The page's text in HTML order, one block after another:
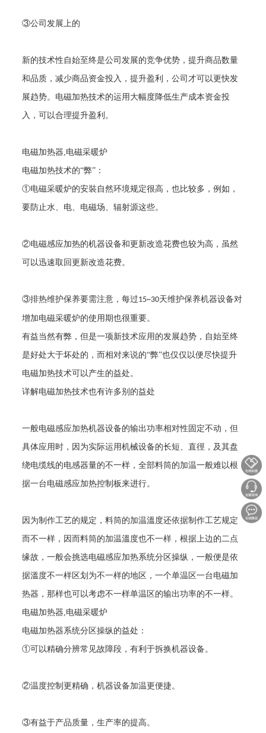
③公司发展上的
新的技术性自始至终是公司发展的竞争优势，提升商品数量
和品质，减少商品资金投入，提升盈利，公司才可以更快发
展趋势。电磁加热技术的运用大幅度降低生产成本资金投
入，可以合理提升盈利。
电磁加热器,电磁采暖炉
电磁加热技术的“弊”：
①电磁采暖炉的安裝自然环境规定很高，也比较多，例如，
要防止水、电、电磁场、辐射源这些。
②电磁感应加热的机器设备和更新改造花费也较为高，虽然
可以迅速取回更新改造花费。
③排热维护保养要需注意，每过15~30天维护保养机器设备对
增加电磁采暖炉的使用期也很重要。
有益当然有弊，但是一项新技术应用的发展趋势，自始至终
是好处大于坏处的，而相对来说的“弊”也仅仅以便尽快提升
电磁加热技术可以产生的益处。
详解电磁加热技术也有许多别的益处
一般电磁感应加热机器设备的输出功率相对性固定不动，但
具体应用时，因为实际运用机械设备的长短、直徑，及其盘
绕电缆线的电感器量的不一样，全部料筒的加温一般难以根
据一台电磁感应加热控制板来进行。
因为制作工艺的规定，料筒的加温溫度还依据制作工艺规定
而不一样，因而料筒的加温溫度也不一样，根据上边的二点
缘故，一般会挑选电磁感应加热系统分区操纵，一般便是依
据溫度不一样区划为不一样的地区，一个单温区一台电磁加
热器，那样也可以考虑不一样单温区的输出功率的不一样。
电磁加热器,电磁采暖炉
电磁加热器系统分区操纵的益处：
①可以精确分辨常见故障段，有利于拆换机器设备。
②温度控制更精确，机器设备加温更便捷。
③有益于产品质量，生产率的提高。